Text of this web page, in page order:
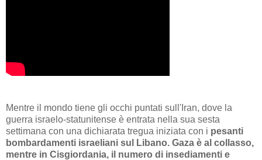
Mentre il mondo tiene gli occhi puntati sull'Iran, dove la
guerra israelo-statunitense è entrata nella sua sesta
settimana con una dichiarata tregua iniziata con i pesanti
bombardamenti israeliani sul Libano. Gaza è al collasso,
mentre in Cisgiordania, il numero di insediamenti e